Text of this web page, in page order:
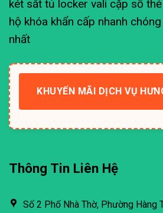
két sắt tủ locker vali cặp số
hộ khóa khẩn cấp nhanh
nhất
KHUYẾN MÃI DỊCH VỤ
Thông Tin Liên Hệ
Số 2 Phố Nhà Thờ, Phường Hàng